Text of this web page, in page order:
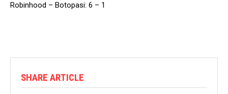
Robinhood – Botopasi: 6 – 1
SHARE ARTICLE